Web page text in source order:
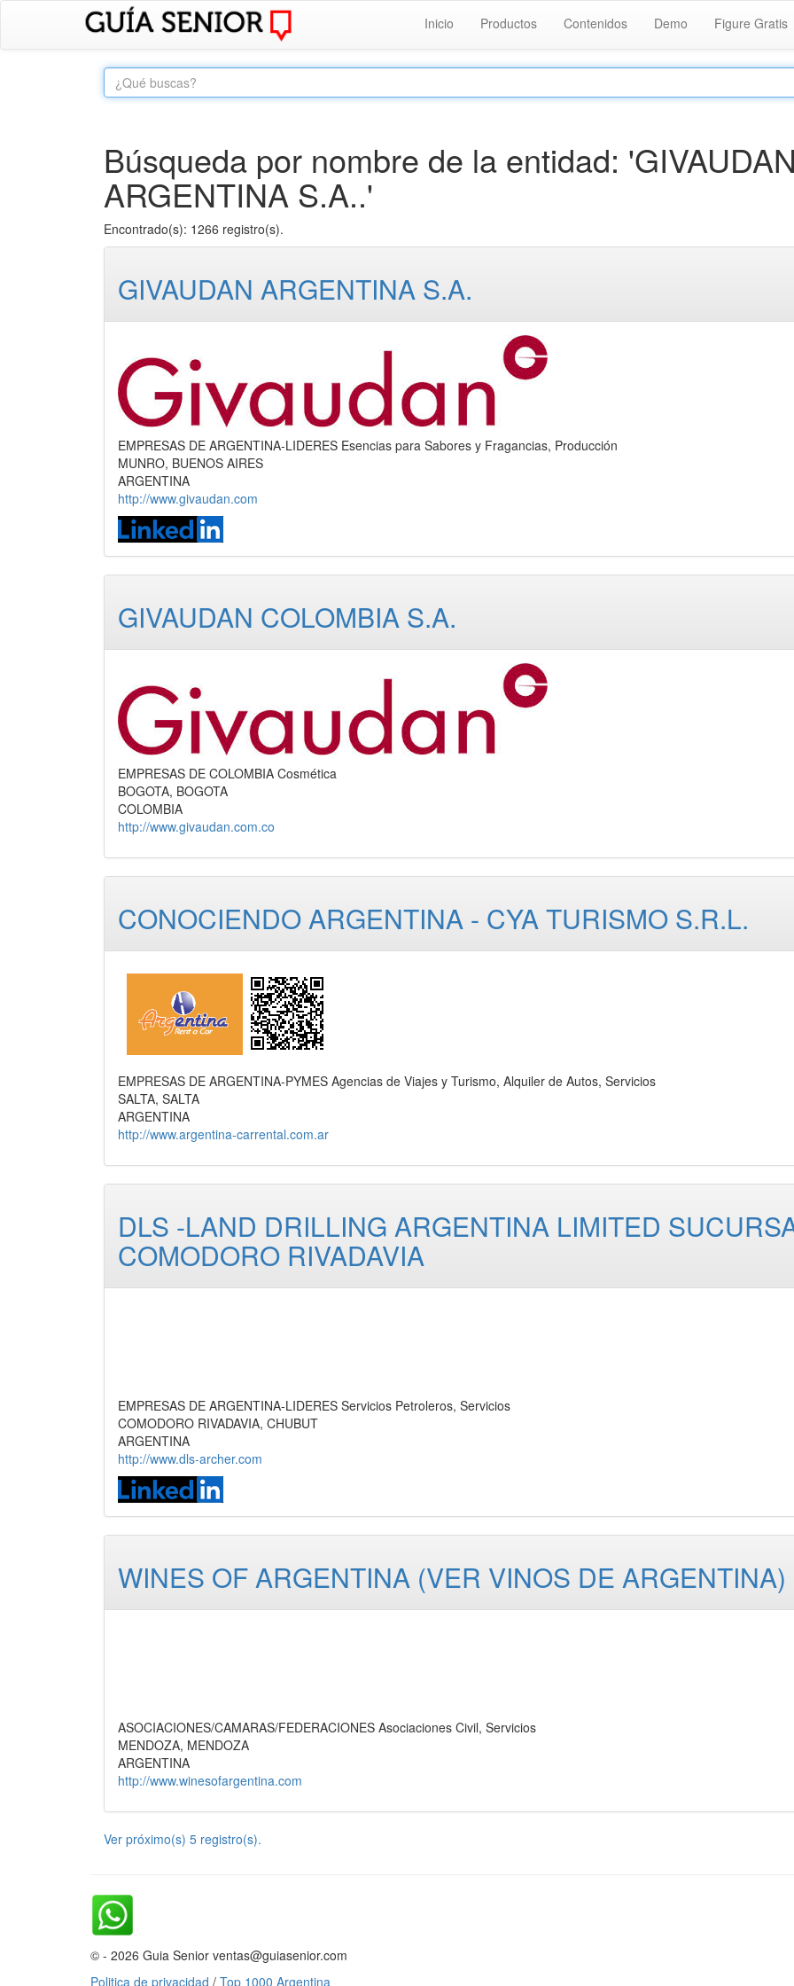
Inicio Productos Contenidos Demo Figure Gratis
Búsqueda por nombre de la entidad:
ARGENTINA S.A..'
Encontrado(s): 1266 registro(s).
GIVAUDAN ARGENTINA S.A.
EMPRESAS DE ARGENTINA-LIDERES Esencias para Sabores y Fragancias, Producción
MUNRO, BUENOS AIRES
ARGENTINA
http://www.givaudan.com
GIVAUDAN COLOMBIA S.A.
EMPRESAS DE COLOMBIA Cosmética
BOGOTA, BOGOTA
COLOMBIA
http://www.givaudan.com.co
CONOCIENDO ARGENTINA - CYA TURISMO S.R.L.
EMPRESAS DE ARGENTINA-PYMES Agencias de Viajes y Turismo, Alquiler de Autos, Servicios
SALTA, SALTA
ARGENTINA
http://www.argentina-carrental.com.ar
DLS -LAND DRILLING ARGENTINA LIMITED
COMODORO RIVADAVIA
EMPRESAS DE ARGENTINA-LIDERES Servicios Petroleros, Servicios
COMODORO RIVADAVIA, CHUBUT
ARGENTINA
http://www.dls-archer.com
WINES OF ARGENTINA (VER VINOS DE ARGENTINA)
ASOCIACIONES/CAMARAS/FEDERACIONES Asociaciones Civil, Servicios
MENDOZA, MENDOZA
ARGENTINA
http://www.winesofargentina.com
Ver próximo(s) 5 registro(s).
© - 2026 Guia Senior ventas@guiasenior.com
Politica de privacidad / Top 1000 Argentina